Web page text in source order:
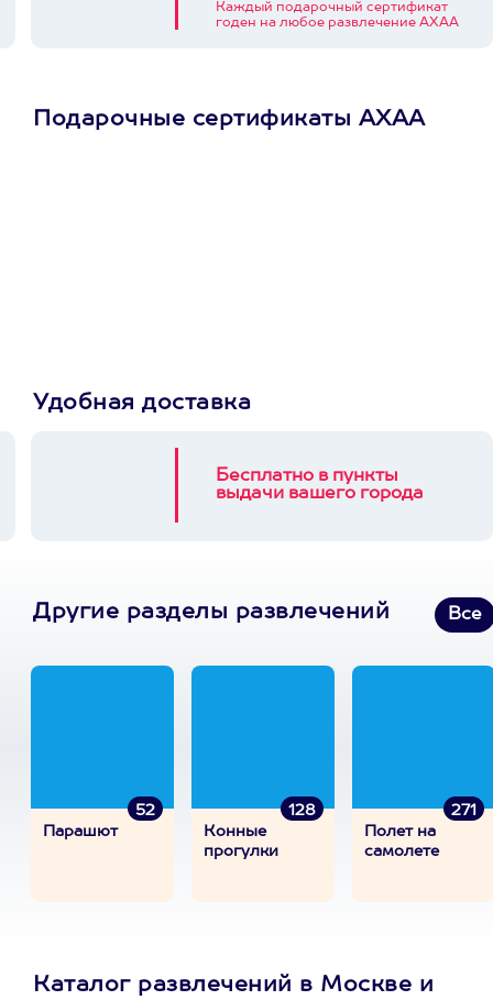
Каждый подарочный сертификат
годен на любое развлечение АХАА
Подарочные сертификаты АХАА
Удобная доставка
Бесплатно в пункты
выдачи вашего города
Другие разделы развлечений Все
52
Парашют
128
Конные
прогулки
271
Полет на
самолете
Каталог развлечений в Москве и